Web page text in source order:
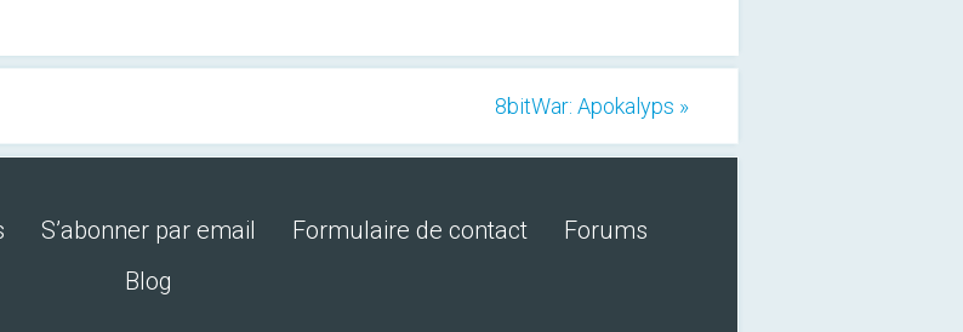
8bitWar: Apokalyps »
S’abonner par email Formulaire de contact
Forums
Blog